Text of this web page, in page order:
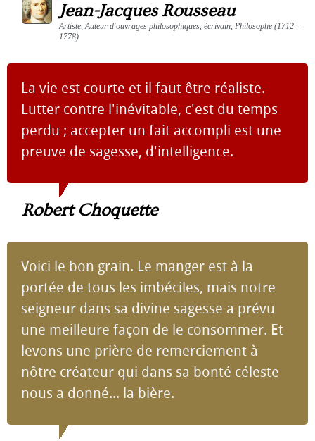
Jean-Jacques Rousseau
Artiste, Auteur d'ouvrages philosophiques, écrivain, Philosophe (1712 -
1778)
La vie est courte et il faut être réaliste.
Lutter contre l'inévitable, c'est du temps
perdu ; accepter un fait accompli est une
preuve de sagesse, d'intelligence.
Robert Choquette
Voici le bon grain. Le manger est à la
portée de tous les imbéciles, mais notre
seigneur dans sa divine sagesse a prévu
une meilleure façon de le consommer. Et
levons une prière de remerciement à
nôtre créateur qui dans sa bonté céleste
nous a donné... la bière.